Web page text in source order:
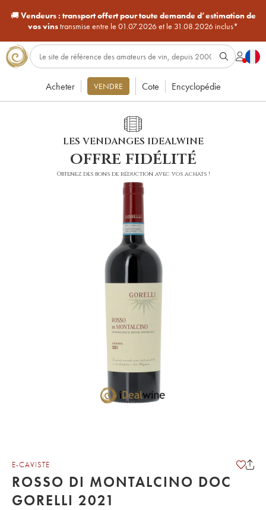
🚚Vendeurs : transport offert pour toute demande d’estimation de
vos vinstransmise entre le 01.07.2026 et le 31.08.2026 inclus*
Acheter VENDRE Cote Encyclopédie
LES VENDANGES IDEALWINE
offre fidélité
Obtenez des bons de réduction avec vos achats !
E-CAVISTE
ROSSO DI MONTALCINO DOC
GORELLI 2021